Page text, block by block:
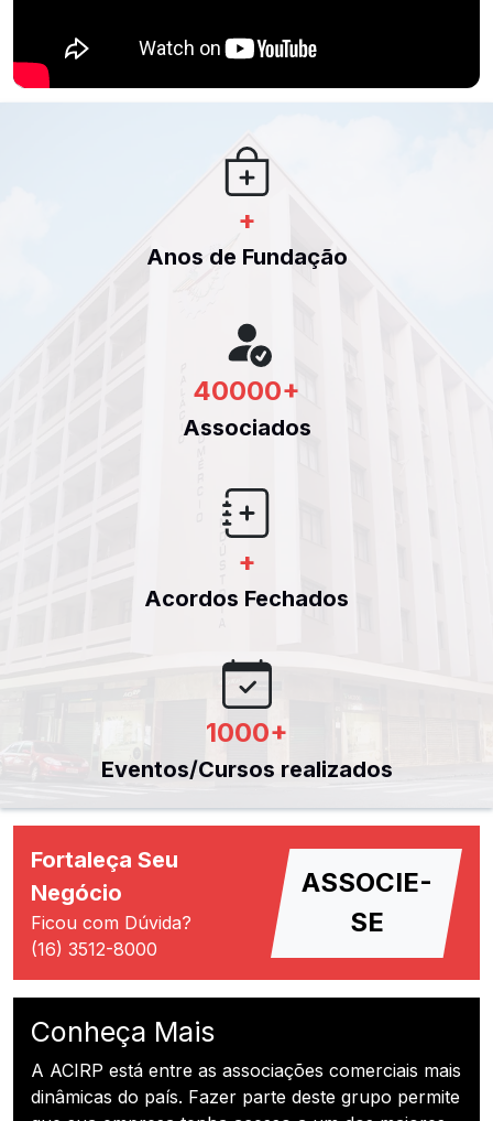
+
Anos de Fundação
40000+
Associados
+
Acordos Fechados
1000+
Eventos/Cursos realizados
Fortaleça Seu
Negócio
Ficou com Dúvida?
(16) 3512-8000
ASSOCIE-
SE
Conheça Mais
A ACIRP está entre as associações comerciais mais
dinâmicas do país. Fazer parte deste grupo permite